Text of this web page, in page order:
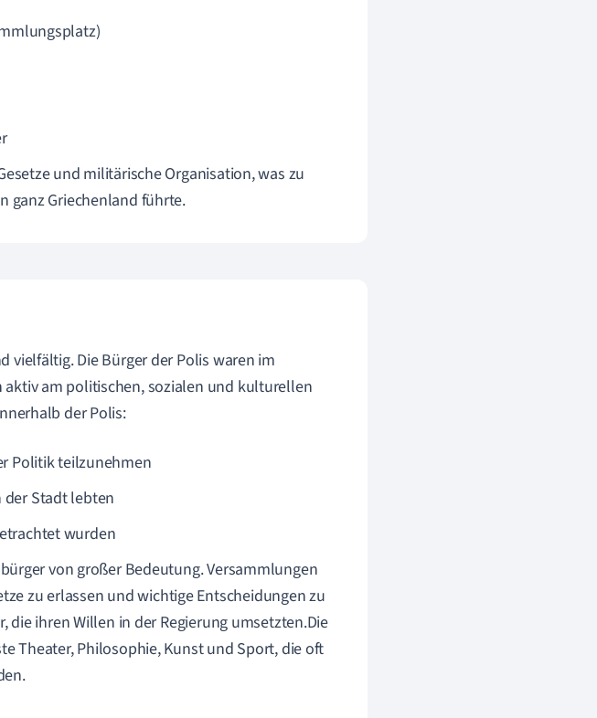
und militärische Organisation, was zu
ganz Griechenland führte.
vielfältig. Die Bürger der Polis waren im
am politischen, sozialen und kulturellen
der Polis:
Politik teilzunehmen
der Stadt lebten
wurden
von großer Bedeutung. Versammlungen
zu erlassen und wichtige Entscheidungen zu
die ihren Willen in der Regierung umsetzten.Die
Theater, Philosophie, Kunst und Sport, die oft